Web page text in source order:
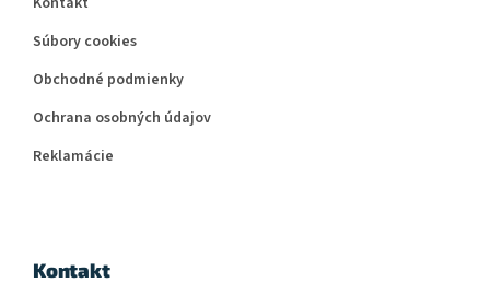
Súbory cookies
Obchodné podmienky
Ochrana osobných údajov
Reklamácie
Kontakt